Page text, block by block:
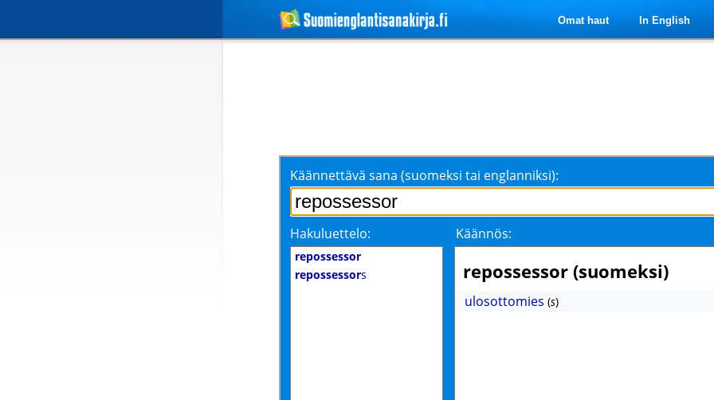
Omat haut In English
Käännettävä sana (suomeksi tai englanniksi):
Hakuluettelo: Käännös:
repossessor
repossessors repossessor (suomeksi)
ulosottomies (s)